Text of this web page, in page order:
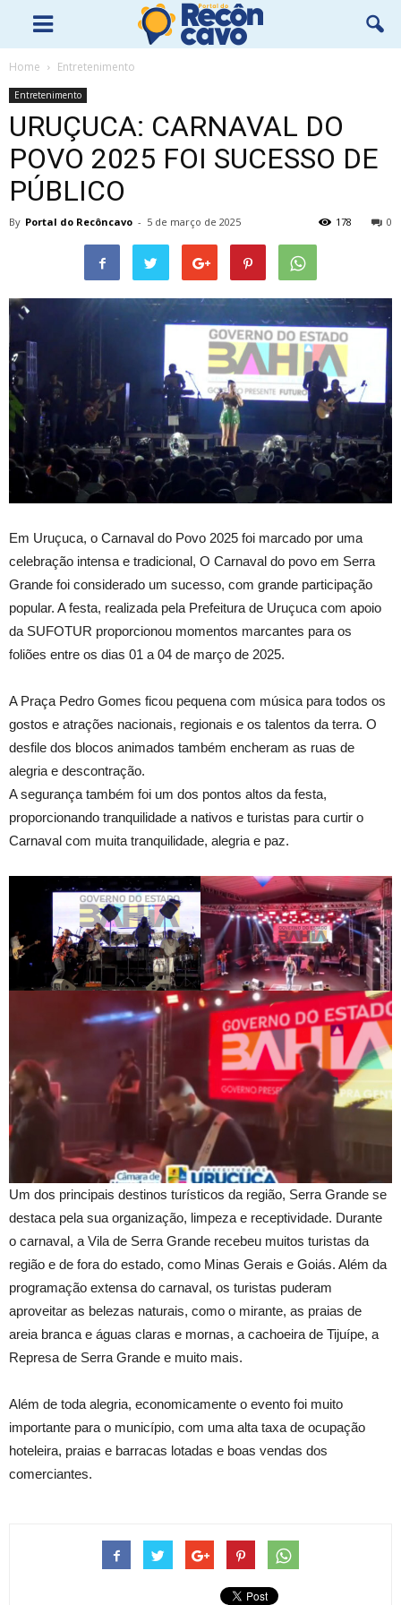
Home Entretenimento
Entretenimento
URUÇUCA: CARNAVAL DO
POVO 2025 FOI SUCESSO DE
PÚBLICO
By Portal do Recôncavo - 5 de março de 2025 0
178
Em Uruçuca, o Carnaval do Povo 2025 foi marcado por uma
celebração intensa e tradicional, O Carnaval do povo em Serra
Grande foi considerado um sucesso, com grande participação
popular. A festa, realizada pela Prefeitura de Uruçuca com apoio
da SUFOTUR proporcionou momentos marcantes para os
foliões entre os dias 01 a 04 de março de 2025.
A Praça Pedro Gomes ficou pequena com música para todos os
gostos e atrações nacionais, regionais e os talentos da terra. O
desfile dos blocos animados também encheram as ruas de
alegria e descontração.
A segurança também foi um dos pontos altos da festa,
proporcionando tranquilidade a nativos e turistas para curtir o
Carnaval com muita tranquilidade, alegria e paz.
Um dos principais destinos turísticos da região, Serra Grande se
destaca pela sua organização, limpeza e receptividade. Durante
o carnaval, a Vila de Serra Grande recebeu muitos turistas da
região e de fora do estado, como Minas Gerais e Goiás. Além da
programação extensa do carnaval, os turistas puderam
aproveitar as belezas naturais, como o mirante, as praias de
areia branca e águas claras e mornas, a cachoeira de Tijuípe, a
Represa de Serra Grande e muito mais.
Além de toda alegria, economicamente o evento foi muito
importante para o município, com uma alta taxa de ocupação
hoteleira, praias e barracas lotadas e boas vendas dos
comerciantes.